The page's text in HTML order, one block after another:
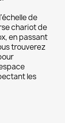
de
chariot de
en passant
trouverez
les